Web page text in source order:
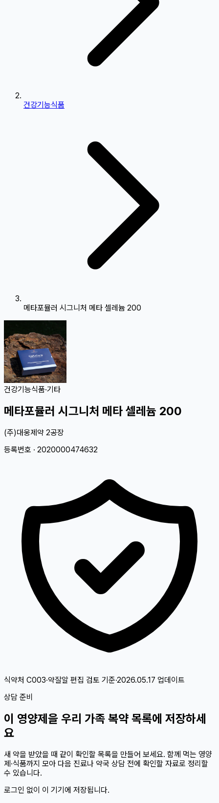
건강기능식품
메타포뮬러 시그니처 메타 셀레늄 200
건강기능식품·기타
메타포뮬러 시그니처 메타 셀레늄 200
(주)대웅제약 2공장
등록번호 · 2020000474632
식약처 C003·약잘알 편집 검토 기준·2026.05.17 업데이트
상담 준비
이 영양제 을 우리 가족 복약 목록에 저장하세
요
새 약을 받았을 때 같이 확인할 목록을 만들어 보세요. 함께 먹는 영양
제·식품까지 모아 다음 진료나 약국 상담 전에 확인할 자료로 정리할
수 있습니다.
로그인 없이 이 기기에 저장됩니다.